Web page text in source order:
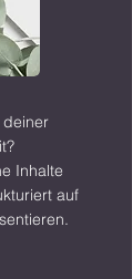
deiner
Inhalte
auf